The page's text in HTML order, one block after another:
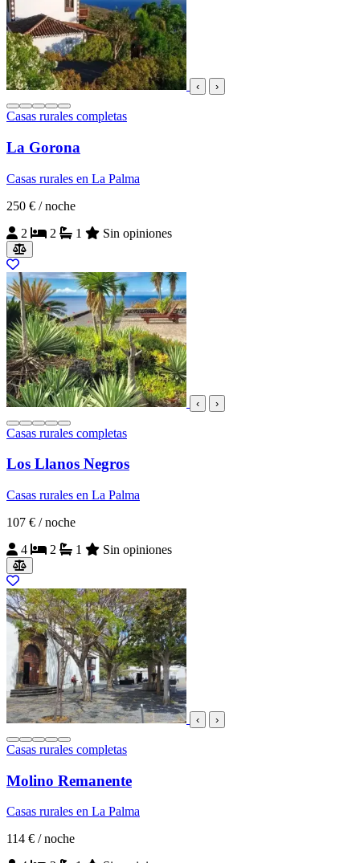
‹ ›
Casas rurales completas
La Gorona
Casas rurales en La Palma
250 € / noche
2
2 1 Sin opiniones
‹ ›
Casas rurales completas
Los Llanos Negros
Casas rurales en La Palma
107 € / noche
4
2 1 Sin opiniones
‹ ›
Casas rurales completas
Molino Remanente
Casas rurales en La Palma
114 € / noche